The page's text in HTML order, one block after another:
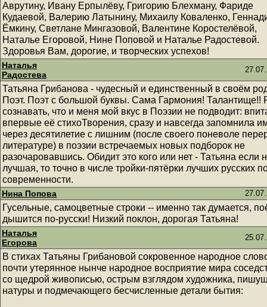
Аврутину, Ивану Ерпылёву, Григорию Блехману, Фариде
Кудаевой, Валерию Латынину, Михаилу Коваленко,
Ёмкину, Светлане Мингазовой, Валентине Коростелёвой,
Наталье Егоровой, Нине Поповой и Наталье Радостевой.
Здоровья Вам, дорогие, и творческих успехов!
Наталья
Радостева
Татьяна Грибанова - чудесный и единственный в своём
Поэт. Поэт с большой буквы. Сама Гармония! Талантище!!
сознавать, что и меня мой вкус в Поэзии не подводит:
впервые её стихоТворения, сразу и навсегда запомнила
через десятилетие с лишним (после своего поневоле
литературе) в поэзии встречаемых новых подборок не
разочаровавшись. Обидит это кого или нет - Татьяна если
лучшая, то точно в числе тройки-пятёрки лучших русских
современности.
Нина Попова
Гусельные, самоцветные строки -- именно так думается,
дышится по-русски! Низкий поклон, дорогая Татьяна!
Наталья
Егорова
В стихах Татьяны Грибановой сокровенное народное
почти утерянное нынче народное восприятие мира
со щедрой живописью, острым взглядом художника,
натуры и подмечающего бесчисленные детали бытия: